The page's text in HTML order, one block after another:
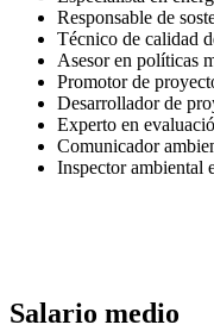
Responsable de
Técnico de calidad
Asesor en políticas
Promotor de
Desarrollador de
Experto en
Comunicador
Inspector ambiental
Salario medio